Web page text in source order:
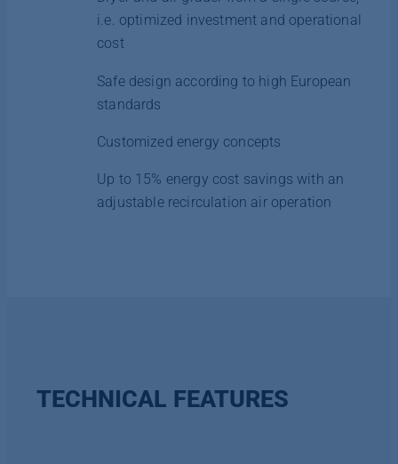
i.e. optimized investment and operational
cost
Safe design according to high European
standards
Customized energy concepts
Up to 15% energy cost savings with an
adjustable recirculation air operation
TECHNICAL FEATURES